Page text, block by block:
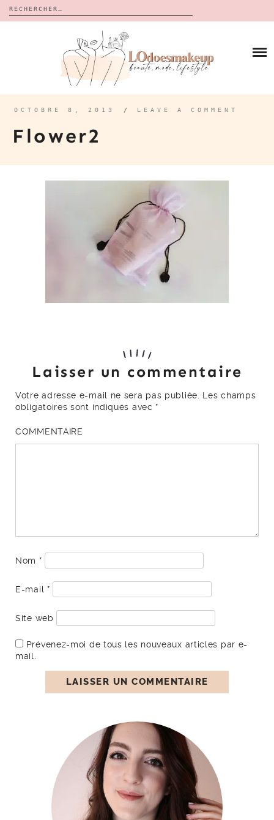
Rechercher :
CALENDRIERS DE L’AVENT
BON PLAN
À PROPOS
CONTACT
OCTOBRE 8, 2013 / LEAVE A COMMENT
Flower2
Laisser un commentaire
Votre adresse e-mail ne sera pas publiée.
Les champs
obligatoires sont indiqués avec *
COMMENTAIRE
Nom *
E-mail *
Site web
Prévenez-moi de tous les nouveaux articles par e-
mail.